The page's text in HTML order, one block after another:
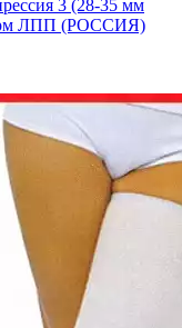
3 (28-35 мм
ЛПП (РОССИЯ)